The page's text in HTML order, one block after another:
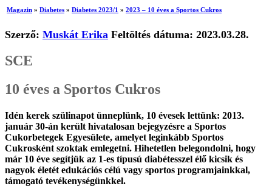
Magazin » Diabetes » Diabetes 2023/1 » 2023 – 10 éves a Sportos Cukros
Szerző: Muskát Erika Feltöltés dátuma: 2023.03.28.
SCE
10 éves a Sportos Cukros
Idén kerek szülinapot ünneplünk, 10 évesek lettünk: 2013.
január 30-án került hivatalosan bejegyzésre a Sportos
Cukorbetegek Egyesülete, amelyet leginkább Sportos
Cukrosként szoktak emlegetni. Hihetetlen belegondolni, hogy
már 10 éve segítjük az 1-es típusú diabétesszel élő kicsik és
nagyok életét edukációs célú vagy sportos programjainkkal,
támogató tevékenységünkkel.